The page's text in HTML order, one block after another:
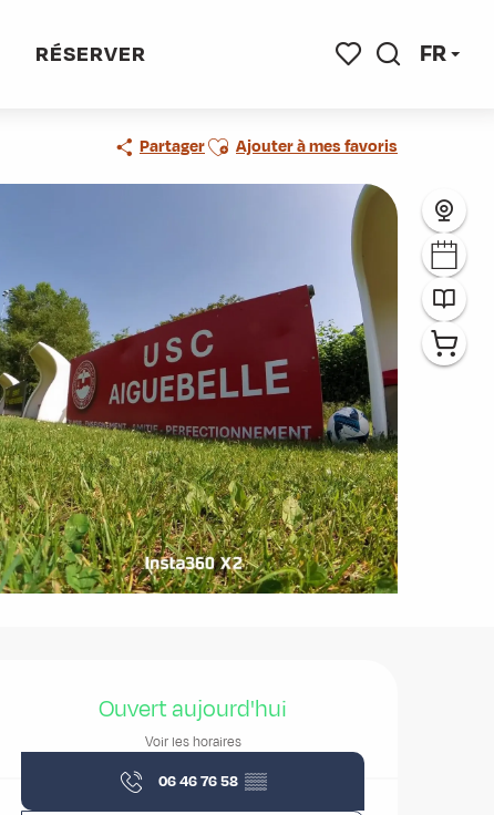
FR
RÉSERVER
PartagerAjouter aux favoris
Ajouter à mes favoris
Ouverture et coordonnées
Ouvert aujourd'hui
Voir les horaires
06 46 76 58 ▒▒